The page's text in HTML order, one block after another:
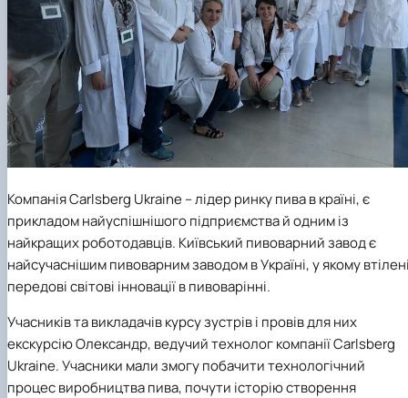
Компанія Carlsberg Ukraine – лідер ринку пива в країні, є
прикладом найуспішнішого підприємства й одним із
найкращих роботодавців. Київський пивоварний завод є
найсучаснішим пивоварним заводом в Україні, у якому
передові світові інновації в пивоварінні.
Учасників та викладачів курсу зустрів і провів для них
екскурсію Олександр, ведучий технолог компанії Carlsberg
Ukraine. Учасники мали змогу побачити технологічний
процес виробництва пива, почути історію створення